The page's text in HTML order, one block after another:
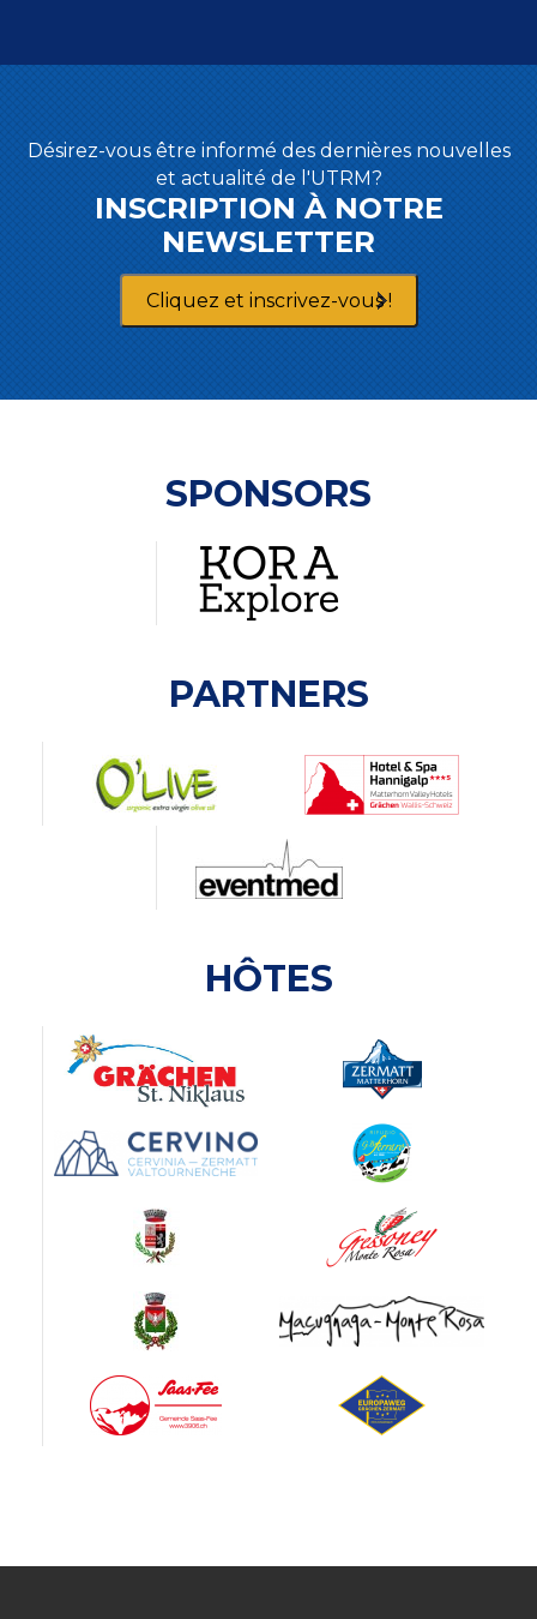
Désirez-vous être informé des dernières nouvelles
et actualité de l'UTRM?
INSCRIPTION À NOTRE
NEWSLETTER
Cliquez et inscrivez-vous !
SPONSORS
PARTNERS
HÔTES